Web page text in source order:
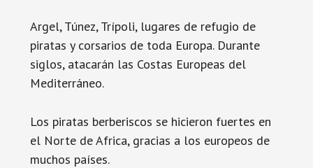
Argel, Túnez, Trípoli, lugares de refugio de
piratas y corsarios de toda Europa. Durante
siglos, atacarán las Costas Europeas del
Mediterráneo.
Los piratas berberiscos se hicieron fuertes en
el Norte de Africa, gracias a los europeos de
muchos países.